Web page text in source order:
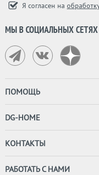
Я согласен на
МЫ В СОЦИАЛЬНЫХ СЕТЯХ
ПОМОЩЬ
DG-HOME
КОНТАКТЫ
РАБОТАТЬ С НАМИ